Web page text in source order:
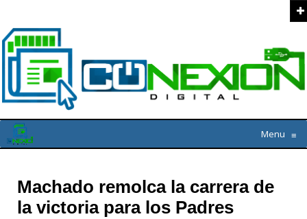
Menu ≡
Machado remolca la carrera de
la victoria para los Padres